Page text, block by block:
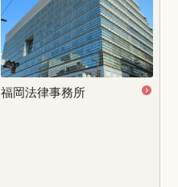
福岡法律事務所